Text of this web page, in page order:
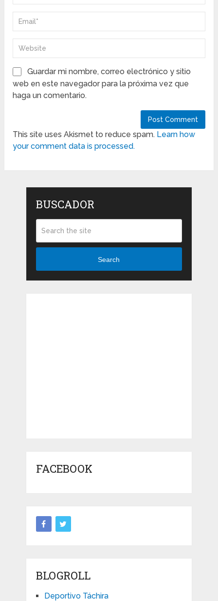
Guardar mi nombre, correo electrónico y sitio
web en este navegador para la próxima vez que
haga un comentario.
This site uses Akismet to reduce spam. Learn how
your comment data is processed.
BUSCADOR
Search
FACEBOOK
BLOGROLL
Deportivo Táchira